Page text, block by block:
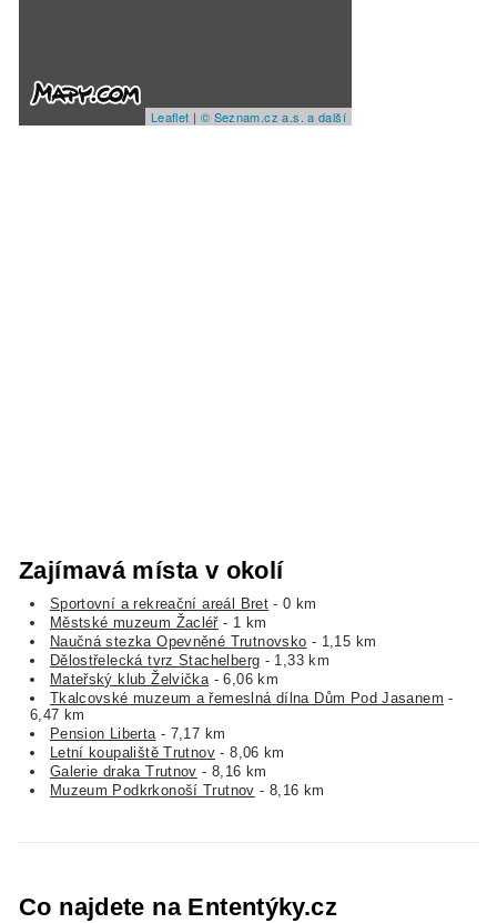
Leaflet | © Seznam.cz a.s. a další
Zajímavá místa v okolí
Sportovní a rekreační areál Bret - 0 km
Městské muzeum Žacléř- 1 km
Naučná stezka Opevněné Trutnovsko - 1,15 km
Dělostřelecká tvrz Stachelberg - 1,33 km
Mateřský klub Želvička- 6,06 km
Tkalcovské muzeum a řemeslná dílna Dům Pod Jasanem -
6,47 km
Pension Liberta- 7,17 km
Letní koupaliště Trutnov - 8,06 km
Galerie draka Trutnov - 8,16 km
Muzeum Podkrkonoší Trutnov - 8,16 km
Co najdete na Ententýky.cz